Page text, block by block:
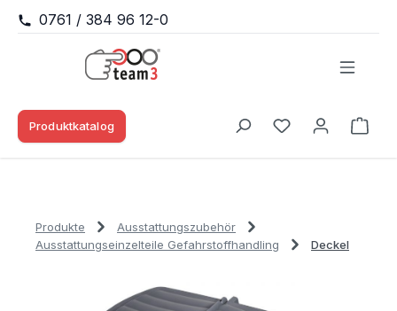
Zum Hauptinhalt springen
0761 / 384 96 12-0
Produktkatalog
Du hast 0
Produkte
Ausstattungszubehör
Ausstattungseinzelteile Gefahrstoffhandling
Deckel